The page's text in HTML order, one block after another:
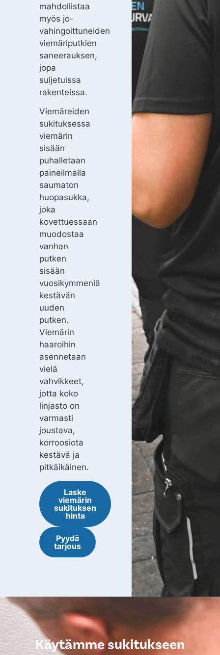
mahdollistaa
myös jo-
vahingoittuneiden
viemäriputkien
saneerauksen,
jopa
suljetuissa
rakenteissa.
Viemäreiden
sukituksessa
viemärin
sisään
puhalletaan
paineilmalla
saumaton
huopasukka,
joka
kovettuessaan
muodostaa
vanhan
putken
sisään
vuosikymmeniä
kestävän
uuden
putken.
Viemärin
haaroihin
asennetaan
vielä
vahvikkeet,
jotta koko
linjasto on
varmasti
joustava,
korroosiota
kestävä ja
pitkäikäinen.
Laske
viemärin
sukituksen
hinta
Pyydä
tarjous
Käytämme sukitukseen